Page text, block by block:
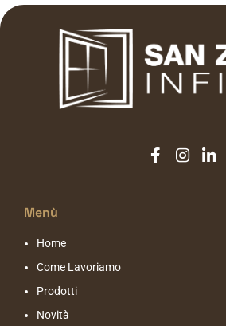
Menù
Home
Come Lavoriamo
Prodotti
Novità